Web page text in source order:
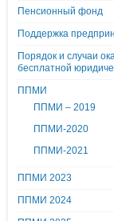
Пенсионный фонд
Поддержка
Порядок и случаи
бесплатной
ППМИ
ППМИ – 2019
ППМИ-2020
ППМИ-2021
ППМИ 2023
ППМИ 2024